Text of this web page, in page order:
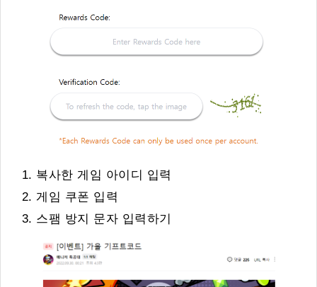
복사한 게임 아이디 입력
게임 쿠폰 입력
스팸 방지 문자 입력하기